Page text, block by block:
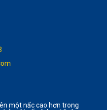
một nấc cao hơn trong